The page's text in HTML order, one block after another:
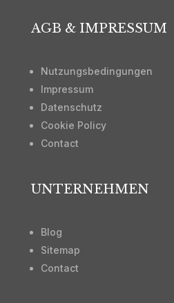
AGB & IMPRESSUM
Nutzungsbedingungen
Impressum
Datenschutz
Cookie Policy
Contact
UNTERNEHMEN
Blog
Sitemap
Contact